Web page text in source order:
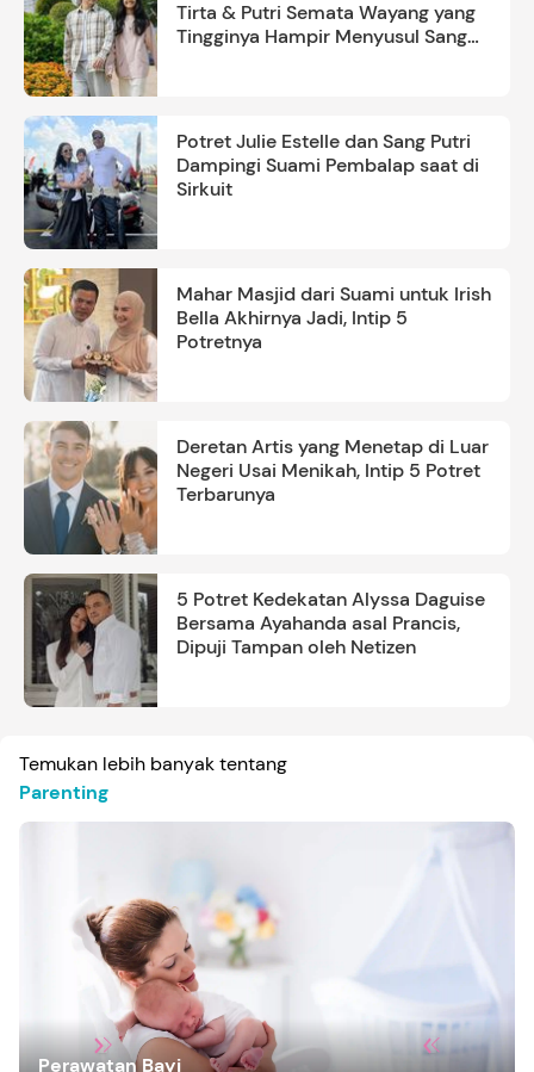
Tirta & Putri Semata Wayang yang
Tingginya Hampir Menyusul Sang
Potret Julie Estelle dan Sang Putri
Dampingi Suami Pembalap saat di
Sirkuit
Mahar Masjid dari Suami untuk Irish
Bella Akhirnya Jadi, Intip 5
Potretnya
Deretan Artis yang Menetap di Luar
Negeri Usai Menikah, Intip 5 Potret
Terbarunya
5 Potret Kedekatan Alyssa Daguise
Bersama Ayahanda asal Prancis,
Dipuji Tampan oleh Netizen
Temukan lebih banyak tentang
Parenting
Perawatan Bayi